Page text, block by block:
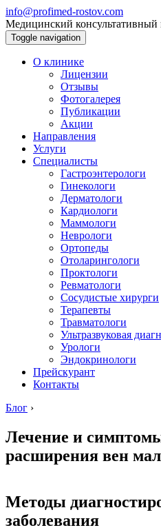
info@profimed-rostov.com
Медицинский консультативный
Toggle navigation
О клинике
Лицензии
Отзывы
Фотогалерея
Публикации
Акции
Направления
Услуги
Специалисты
Гастроэнтерологи
Гинекологи
Дерматологи
Кардиологи
Маммологи
Неврологи
Ортопеды
Отоларингологи
Проктологи
Ревматологи
Сосудистые хирурги
Терапевты
Травматологи
Ультразвуковая
Урологи
Эндокринологи
Прейскурант
Контакты
Блог ›
Лечение и
расширения вен
Методы
заболевания